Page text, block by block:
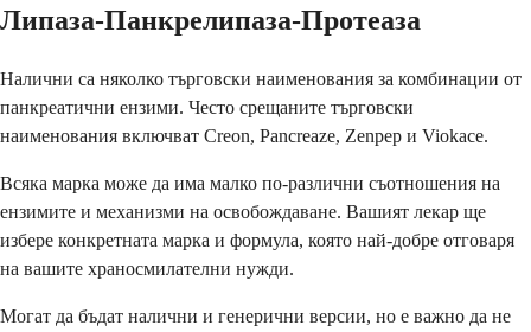
Липаза-Панкрелипаза-Протеаза
Налични са няколко търговски наименования за комбинации от
панкреатични ензими. Често срещаните търговски
наименования включват Creon, Pancreaze, Zenpep и Viokace.
Всяка марка може да има малко по-различни съотношения на
ензимите и механизми на освобождаване. Вашият лекар ще
избере конкретната марка и формула, която най-добре отговаря
на вашите храносмилателни нужди.
Могат да бъдат налични и генерични версии, но е важно да не